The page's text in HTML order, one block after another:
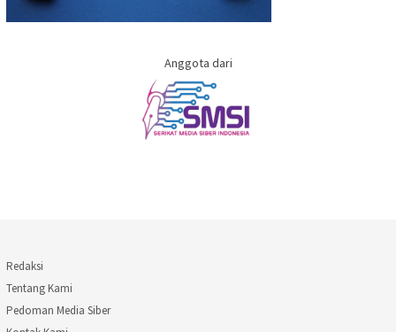
Anggota dari
Redaksi
Tentang Kami
Pedoman Media Siber